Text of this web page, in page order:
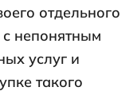
отдельного
с непонятным
услуг и
такого